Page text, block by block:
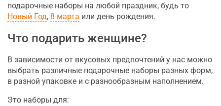
подарочные наборы на любой праздник, будь то
Новый Год, 8 марта или день рождения.
Что подарить женщине?
В зависимости от вкусовых предпочтений у нас можно
выбрать различные подарочные наборы разных форм,
в разной упаковке и с разнообразным наполнением.
Это наборы для: